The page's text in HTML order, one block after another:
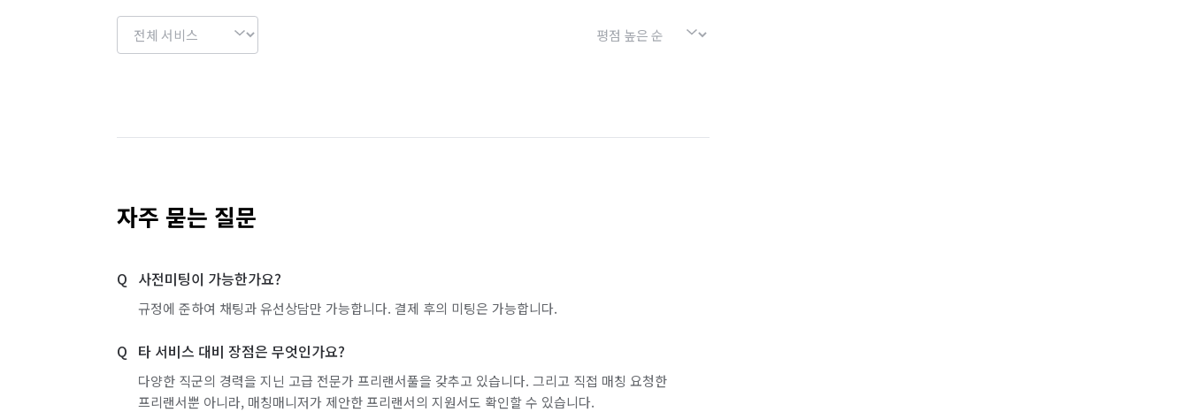
자주 묻는 질문
사전미팅이 가능한가요?
규정에 준하여 채팅과 유선상담만 가능합니다. 결제 후의 미팅은 가능합니다.
타 서비스 대비 장점은 무엇인가요?
다양한 직군의 경력을 지닌 고급 전문가 프리랜서풀을 갖추고 있습니다. 그리고 직접 매칭 요청한
프리랜서뿐 아니라, 매칭매니저가 제안한 프리랜서의 지원서도 확인할 수 있습니다.